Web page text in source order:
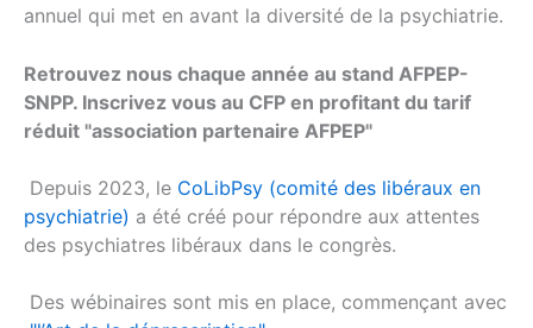
annuel qui met en avant la diversité de la psychiatrie.
Retrouvez nous chaque année au stand AFPEP-
SNPP. Inscrivez vous au CFP en profitant du tarif
réduit "association partenaire AFPEP"
Depuis 2023, le CoLibPsy (comité des libéraux en
psychiatrie) a été créé pour répondre aux attentes
des psychiatres libéraux dans le congrès.
Des wébinaires sont mis en place, commençant avec